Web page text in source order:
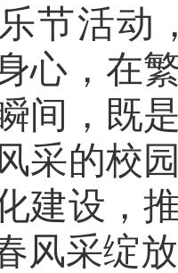
节活动
心，在
间，既
采的校
建设，
风采绽